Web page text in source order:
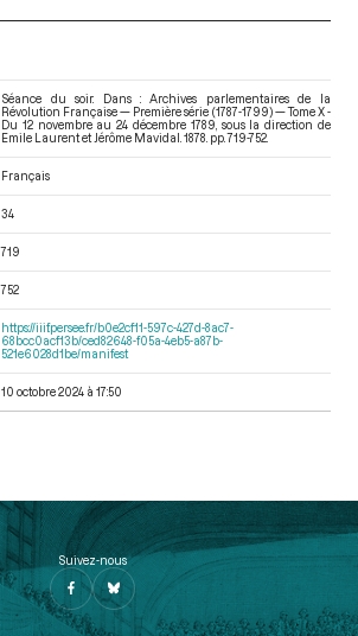
Séance du soir. Dans : Archives parlementaires de la
Révolution Française — Première série (1787-1799) — Tome X -
Du 12 novembre au 24 décembre 1789 , sous la direction de
Emile Laurent et Jérôme Mavidal. 1878. pp. 719-752.
Français
34
719
752
https://iiif.persee.fr/b0e2cf11-597c-427d-8ac7-
68bcc0acf13b/ced82648-f05a-4eb5-a87b-
521e6028d1be/manifest
10 octobre 2024 à 17:50
Suivez-nous